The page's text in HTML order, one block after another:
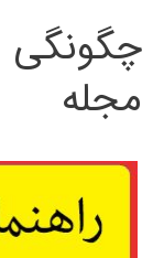
چگونگی
مجله